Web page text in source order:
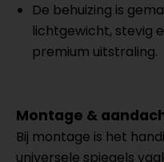
De behuizing is
lichtgewicht, stevig
premium uitstraling.
Montage &
Bij montage is het
universele spiegels